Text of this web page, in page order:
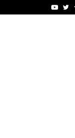
Facebook
Twitter
Youtube